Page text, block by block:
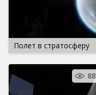
Полет в стратосферу
88